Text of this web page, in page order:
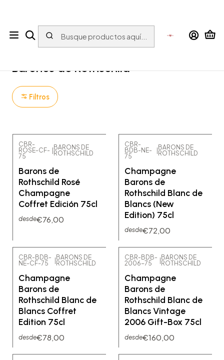
Inicio CHAMPÁN Y VINO ESPUMOSO Francia
Barones de Rothschild
Barones de Rothschild
Filtros
CBR-
ROSE-CF-
75
|BARONS DE
ROTHSCHILD
Barons de
Rothschild Rosé
Champagne
Coffret Edición 75cl
desde€76,00
CBR-
BDB-NE-
75
|BARONS DE
ROTHSCHILD
Champagne
Barons de
Rothschild Blanc de
Blancs (New
Edition) 75cl
desde€72,00
CBR-BDB-
NE-CF-75
BARONS DE
ROTHSCHILD
Champagne
Barons de
Rothschild Blanc de
Blancs Coffret
Edition 75cl
desde€78,00
CBR-BDB-
2006-75
BARONS DE
ROTHSCHILD
Champagne
Barons de
Rothschild Blanc de
Blancs Vintage
2006 Gift-Box 75cl
desde€160,00